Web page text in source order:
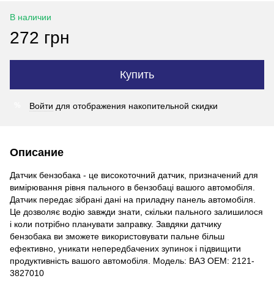
В наличии
272 грн
Купить
Войти для отображения накопительной скидки
Описание
Датчик бензобака - це високоточний датчик, призначений для
вимірювання рівня пального в бензобаці вашого автомобіля.
Датчик передає зібрані дані на приладну панель автомобіля.
Це дозволяє водію завжди знати, скільки пального залишилося
і коли потрібно планувати заправку. Завдяки датчику
бензобака ви зможете використовувати пальне більш
ефективно, уникати непередбачених зупинок і підвищити
продуктивність вашого автомобіля. Модель: ВАЗ ОЕМ: 2121-
3827010